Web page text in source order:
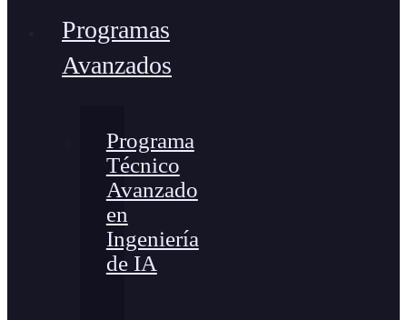
Programas
Avanzados
Programa
Técnico
Avanzado
en
Ingeniería
de IA